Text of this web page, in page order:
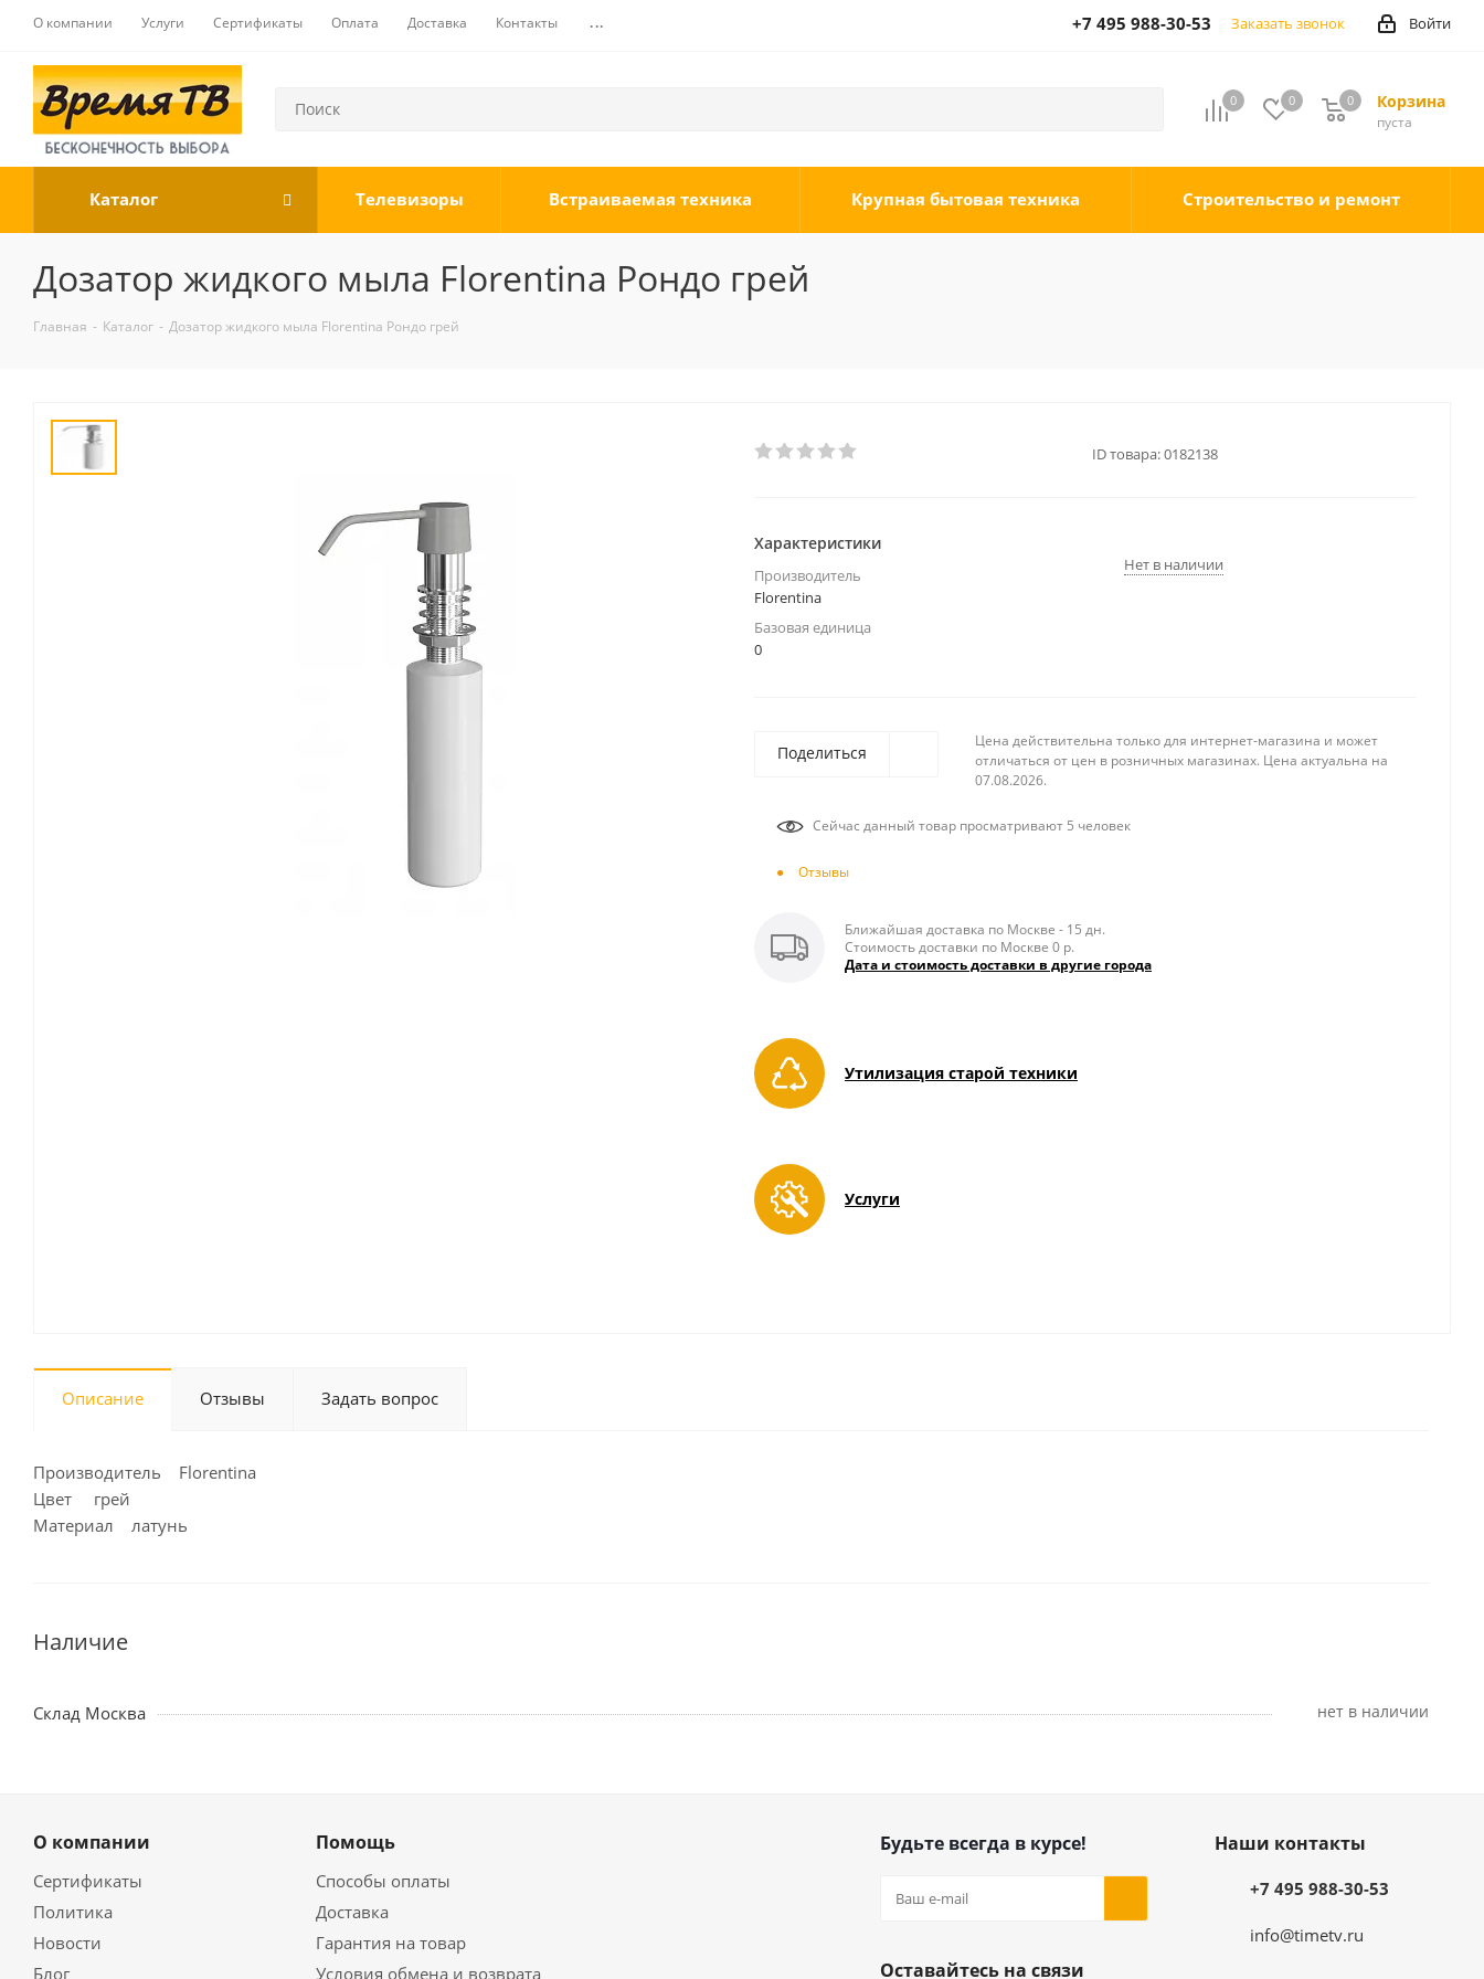
О компании Услуги Сертификаты Оплата Доставка Контакты ... Войти
+7 495 988-30-53 Заказать звонок
0 0 Корзина
0
пуста
0
Каталог Телевизоры Встраиваемая техника Крупная бытовая техника Строительство и ремонт
Дозатор жидкого мыла Florentina Рондо грей
Главная - Каталог - Дозатор жидкого мыла Florentina Рондо грей
ID товара:0182138
Характеристики
Производитель
Florentina
Базовая единица
0
Нет в наличии
Поделиться
Цена действительна только для интернет-магазина и может
отличаться от цен в розничных магазинах. Цена актуальна на
07.08.2026.
Сейчас данный товар просматривают 5 человек
Отзывы
Ближайшая доставка по Москве - 15 дн.
Стоимость доставки по Москве 0 р.
Дата и стоимость доставки в другие города
Утилизация старой техники
Услуги
Описание Отзывы Задать вопрос
Производитель Florentina
Цвет грей
Материал латунь
Наличие
Склад Москва Нет в наличии
О компании
Сертификаты
Политика
Новости
Блог
Помощь
Способы оплаты
Доставка
Гарантия на товар
Условия обмена и возврата
Будьте всегда в курсе!
Оставайтесь на связи
Наши контакты
+7 495 988-30-53
info@timetv.ru